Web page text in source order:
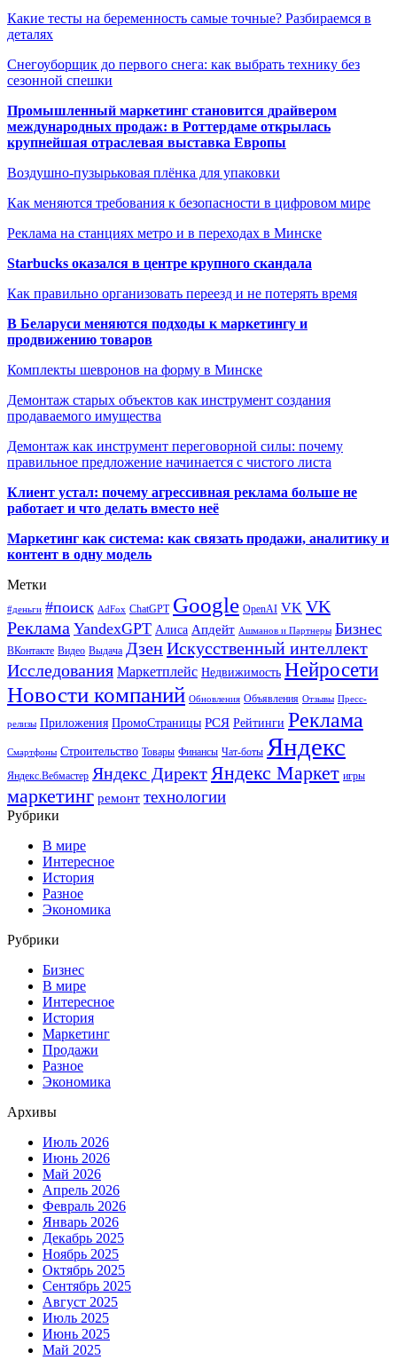
Какие тесты на беременность самые точные? Разбираемся в
деталях
Снегоуборщик до первого снега: как выбрать технику без
сезонной спешки
Промышленный маркетинг становится драйвером
международных продаж: в Роттердаме открылась
крупнейшая отраслевая выставка Европы
Воздушно-пузырьковая плёнка для упаковки
Как меняются требования к безопасности в цифровом мире
Реклама на станциях метро и в переходах в Минске
Starbucks оказался в центре крупного скандала
Как правильно организовать переезд и не потерять время
В Беларуси меняются подходы к маркетингу и
продвижению товаров
Комплекты шевронов на форму в Минске
Демонтаж старых объектов как инструмент создания
продаваемого имущества
Демонтаж как инструмент переговорной силы: почему
правильное предложение начинается с чистого листа
Клиент устал: почему агрессивная реклама больше не
работает и что делать вместо неё
Маркетинг как система: как связать продажи, аналитику и
контент в одну модель
Метки
#деньги #поиск AdFox ChatGPT Google OpenAI VK VK
Реклама YandexGPT Алиса Апдейт Ашманов и Партнеры Бизнес
ВКонтакте Видео Выдача ДзенИскусственный интеллект
Исследования Маркетплейс Недвижимость Нейросети
Новости компаний Обновления Объявления Отзывы Пресс-
релизы Приложения ПромоСтраницы РСЯ Рейтинги Реклама
Смартфоны Строительство Товары Финансы Чат-боты Яндекс
Яндекс.Вебмастер Яндекс ДиректЯндекс Маркет игры
маркетинг ремонт технологии
Рубрики
В мире
Интересное
История
Разное
Экономика
Рубрики
Бизнес
В мире
Интересное
История
Маркетинг
Продажи
Разное
Экономика
Архивы
Июль 2026
Июнь 2026
Май 2026
Апрель 2026
Февраль 2026
Январь 2026
Декабрь 2025
Ноябрь 2025
Октябрь 2025
Сентябрь 2025
Август 2025
Июль 2025
Июнь 2025
Май 2025